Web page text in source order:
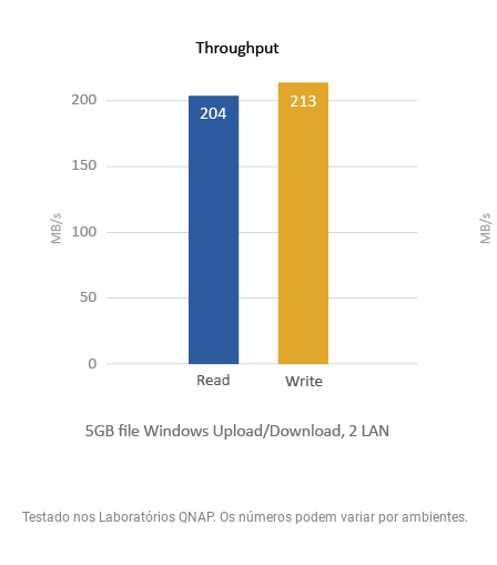
Testado nos Laboratórios QNAP. Os números podem variar por ambientes.